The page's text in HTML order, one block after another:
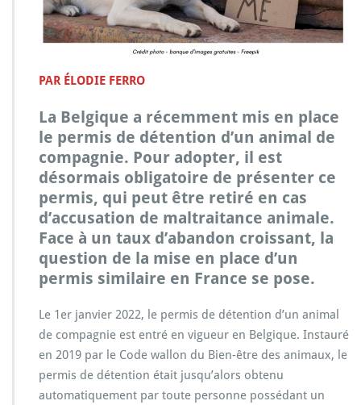
h
a
n
n
e
d’E
u
r
o
p
e
e
n
b
a
o
n
PAR ÉLODIE FERRO
La Belgique a récemment mis en place
le permis de détention d’un animal de
compagnie. Pour adopter, il est
désormais obligatoire de présenter ce
permis, qui peut être retiré en cas
d’accusation de maltraitance animale.
Face à un taux d’abandon croissant, la
question de la mise en place d’un
permis similaire en France se pose.
Le 1er janvier 2022, le permis de détention d’un animal
de compagnie est entré en vigueur en Belgique. Instauré
en 2019 par le Code wallon du Bien-être des animaux, le
permis de détention était jusqu’alors obtenu
automatiquement par toute personne possédant un